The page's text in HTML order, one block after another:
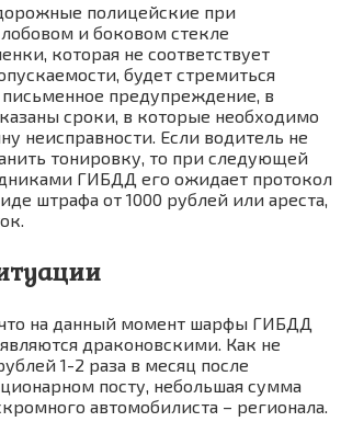
полицейские при
и боковом стекле
которая не соответствует
будет стремиться
письменное предупреждение, в
сроки, в которые необходимо
неисправности. Если водитель не
тонировку, то при следующей
ГИБДД его ожидает протокол
штрафа от 1000 рублей или ареста,
что на данный момент шарфы ГИБДД
драконовскими. Как не
1-2 раза в месяц после
посту, небольшая сумма
автомобилиста – регионала.